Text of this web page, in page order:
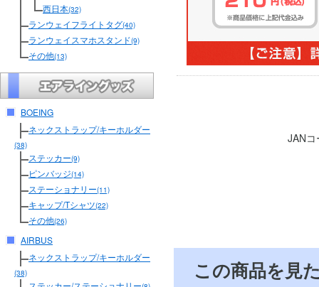
西日本(32)
ランウェイフライトタグ(40)
ランウェイスマホスタンド(9)
その他(13)
BOEING
ネックストラップ/キーホルダー
(38)
ステッカー(9)
ピンバッジ(14)
ステーショナリー(11)
キャップ/Tシャツ(22)
その他(26)
AIRBUS
ネックストラップ/キーホルダー
(38)
JAN
この商品を見